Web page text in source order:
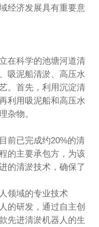
经济发展具有重要意
在科学的池塘河道清
吸泥船清淤、高压水
。首先，利用沉淀清
利用吸泥船和高压水
杂物。
前已完成约20%的清
的主要承包方，为该
的清淤技术，确保了
领域的专业技术
的研发，通过自主创
先进清淤机器人的生